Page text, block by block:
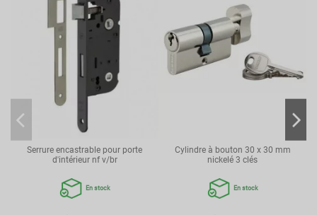
Dimension 59x135mm
Point de fermeture Point de fermeture
Réversible
Système de fermeture
Type de pose
40 mm
Serrure encastrable pour porte
d'intérieur nf v/br
En stock
Cylindre à bouton 30 x 30 mm
nickelé 3 clés
En stock